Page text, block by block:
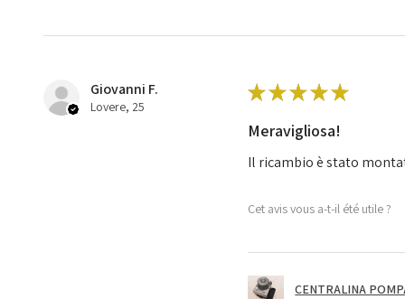
Giovanni F.
Lovere, 25
★★★★★
Meravigliosa!
Il ricambio è stato
Cet avis vous a-t-il été utile ?
CENTRALINA